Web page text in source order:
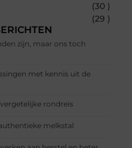
(30 )
(29 )
zijn, maar ons toch
met kennis uit de
rondreis
melkstal